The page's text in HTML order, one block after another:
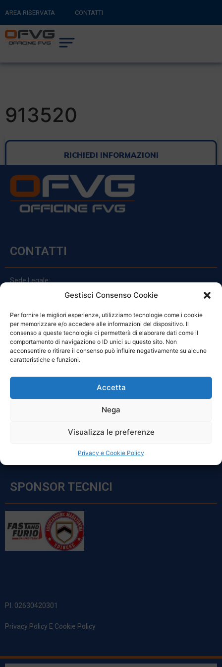
Gestisci Consenso Cookie
Per fornire le migliori esperienze, utilizziamo tecnologie come i cookie
per memorizzare e/o accedere alle informazioni del dispositivo. Il
consenso a queste tecnologie ci permetterà di elaborare dati come il
comportamento di navigazione o ID unici su questo sito. Non
acconsentire o ritirare il consenso può influire negativamente su alcune
caratteristiche e funzioni.
Accetta
Nega
Visualizza le preferenze
Privacy e Cookie Policy
AREA RISERVATA CONTATTI
RITORNA AL SITO PRINCIPALE
CARRELLO
913520
RICHIEDI INFORMAZIONI
CONTATTI
Sede Legale:
Via Principe Di Udine 144
clienti@officinefvg.it
info@officinefvg.it
posta@officinefvgpec.It
ORARI
Sabato: 8:00 – 12:00
SPONSOR TECNICI
P.I. 02630420301
Privacy Policy E Cookie Policy